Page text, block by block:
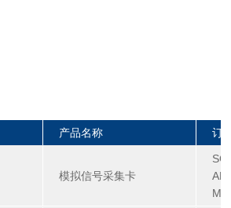
产品名称 订
模拟信号采集卡